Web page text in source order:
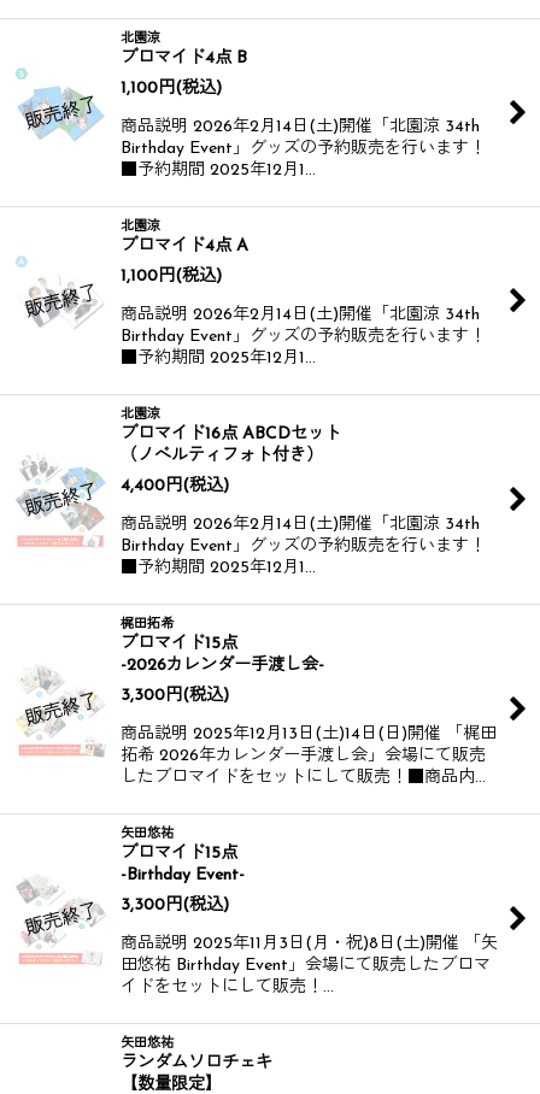
北園涼
ブロマイド4点 B
1,100 円(税込)
商品説明 2026年2月14日(土)開催​​​​ 「北園涼 34th
Birthday Event」グッズの予約販売を行います！​​
■予約期間 2025年12月1…
北園涼
ブロマイド4点 A
1,100 円(税込)
商品説明 2026年2月14日(土)開催​​​​ 「北園涼 34th
Birthday Event」グッズの予約販売を行います！​​
■予約期間 2025年12月1…
北園涼
ブロマイド16点 ABCDセット
（ノベルティフォト付き）
4,400 円(税込)
商品説明 2026年2月14日(土)開催​​​​ 「北園涼 34th
Birthday Event」グッズの予約販売を行います！​​
■予約期間 2025年12月1…
梶田拓希
ブロマイド15点
-2026カレンダー手渡し会-
3,300 円(税込)
商品説明 2025年12月13日(土)14日(日)開催 「梶田
拓希 2026年カレンダー手渡し会」会場にて販売
したブロマイドをセットにして販売！​​​​ ​​​​ ■商品内…
矢田悠祐
ブロマイド15点
-Birthday Event-
3,300 円(税込)
商品説明 2025年11月3日(月・祝)8日(土)開催 「矢
田悠祐 Birthday Event」会場にて販売したブロマ
イドをセットにして販売！​​​​​​ ​​​​​​ …
矢田悠祐
ランダムソロチェキ
【数量限定】